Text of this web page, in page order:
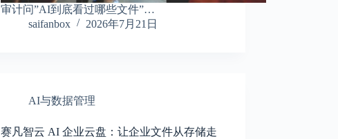
审计问”AI到底看过哪些文件”…
saifanbox
2026年7月21日
AI与数据管理
赛凡智云 AI 企业云盘：让企业文件从存储走